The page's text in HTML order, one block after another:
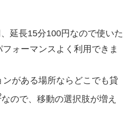
、延長15分100円なので使いた
ォーマンスよく利用できま
がある場所ならどこでも貸
なので、移動の選択肢が増え